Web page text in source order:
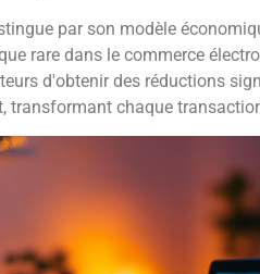
par son modèle
rare dans le commerce
d'obtenir des réductions
transformant chaque